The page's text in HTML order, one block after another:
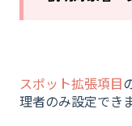
スポット拡張項目
理者のみ設定できま